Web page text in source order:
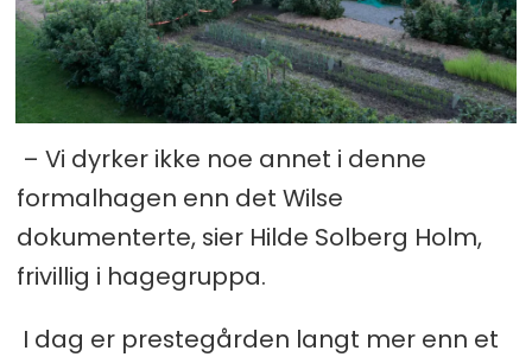
– Vi dyrker ikke noe annet i denne
formalhagen enn det Wilse
dokumenterte, sier Hilde Solberg Holm,
frivillig i hagegruppa.
I dag er prestegården langt mer enn et